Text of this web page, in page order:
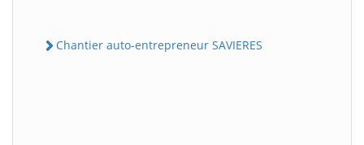
Chantier auto-entrepreneur SAVIERES